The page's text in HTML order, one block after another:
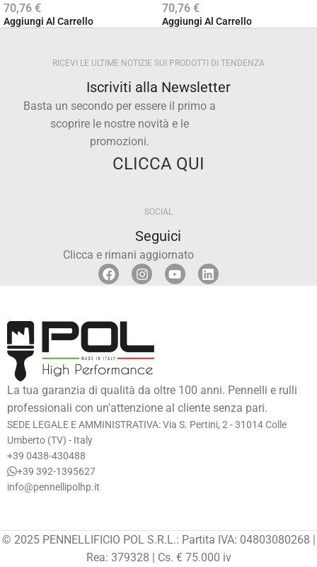
70,76 €
Aggiungi Al Carrello
70,76 €
Aggiungi Al Carrello
RICEVI LE ULTIME NOTIZIE SUI PRODOTTI DI TENDENZA
Iscriviti alla Newsletter
Basta un secondo per essere il primo a
scoprire le nostre novità e le
promozioni.
CLICCA QUI
SOCIAL
Seguici
Clicca e rimani aggiornato
La tua garanzia di qualità da oltre 100 anni. Pennelli e rulli
professionali con un'attenzione al cliente senza pari.
SEDE LEGALE E AMMINISTRATIVA: Via S. Pertini, 2 - 31014 Colle
Umberto (TV) - Italy
+39 0438-430488
+39 392-1395627
info@pennellipolhp.it
© 2025 PENNELLIFICIO POL S.R.L.: Partita IVA: 04803080268 |
Rea: 379328 | Cs. € 75.000 iv